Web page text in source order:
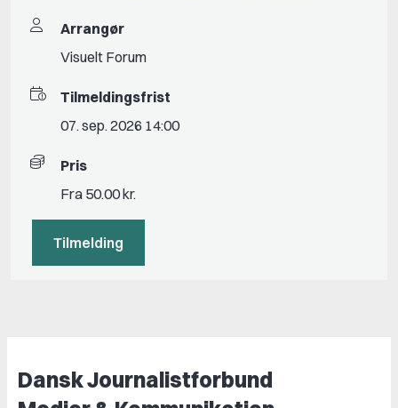
Arrangør
Visuelt Forum
Tilmeldingsfrist
07. sep. 2026 14:00
Pris
Fra 50.00 kr.
Tilmelding
Dansk Journalistforbund